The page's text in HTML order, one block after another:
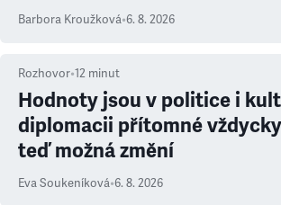
Barbora Kroužková•6. 8. 2026
Rozhovor•12 minut
Hodnoty jsou v politice i
diplomacii přítomné
teď možná změní
Eva Soukeníková•6. 8. 2026